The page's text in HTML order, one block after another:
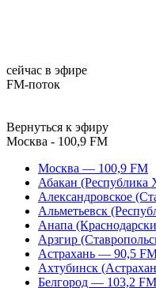
сейчас в эфире
FM-поток
Вернуться к эфиру
Москва - 100,9 FM
Москва — 100,9 FM
Абакан
Александровское
Альметьевск
Анапа
Арзгир
Астрахань — 90,5
Ахтубинск
Белгород — 103,2 FM